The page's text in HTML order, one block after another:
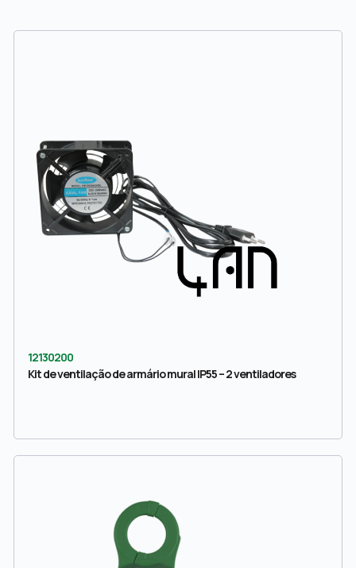
12130200
Kit de ventilação de armário mural IP55 – 2 ventiladores